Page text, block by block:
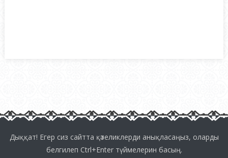
Дыққат! Егер сиз сайтта қәтеликлерди анықласаңыз, оларды
белгилеп Ctrl+Enter түймелерин басың.